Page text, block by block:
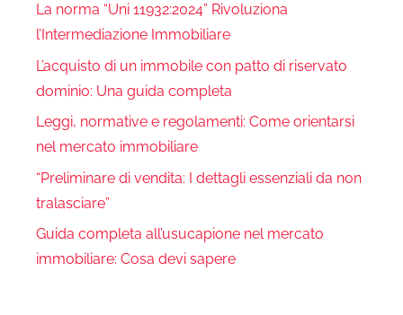
La norma “Uni 11932:2024” Rivoluziona
l’Intermediazione Immobiliare
L’acquisto di un immobile con patto di riservato
dominio: Una guida completa
Leggi, normative e regolamenti: Come orientarsi
nel mercato immobiliare
“Preliminare di vendita: I dettagli essenziali da non
tralasciare”
Guida completa all’usucapione nel mercato
immobiliare: Cosa devi sapere